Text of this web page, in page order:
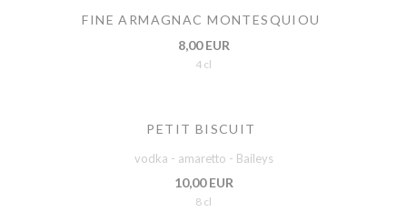
FINE ARMAGNAC MONTESQUIOU
8,00 EUR
4 cl
PETIT BISCUIT
vodka - amaretto - Baileys
10,00 EUR
8 cl